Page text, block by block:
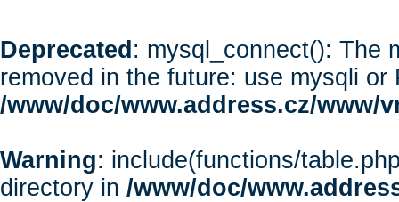
Deprecated : mysql_connect(): The
removed in the future: use mysqli or
/www/doc/www.address.cz/www/
Warning: include(functions/
directory in /www/doc/